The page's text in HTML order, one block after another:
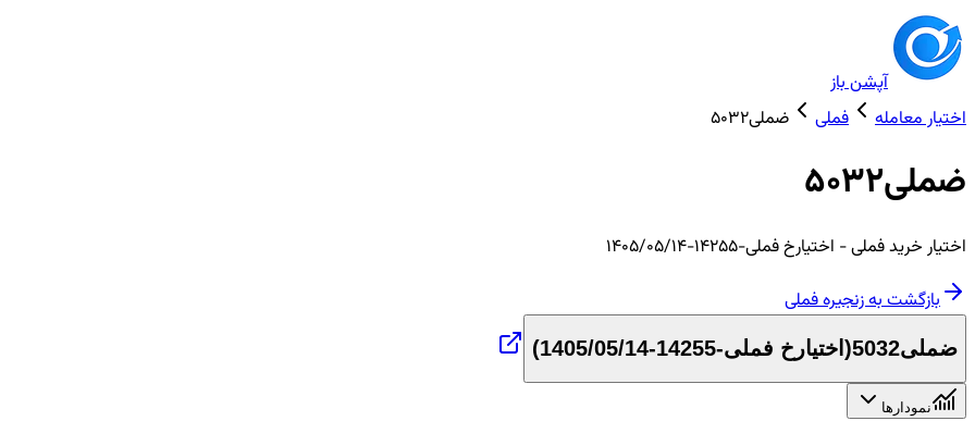
آپشن باز
اختیار معامله
فملی ضملی5032
ضملی5032
اختیار خریدفملی- اختیارخ فملی-14255-1405/05/14
بازگشت به زنجیرهفملی
ضملی5032 ( اختیارخ فملی-14255-1405/05/14 )
نمودارها